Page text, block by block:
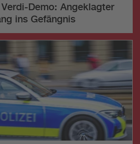
Demo: Angeklagter
ins Gefängnis